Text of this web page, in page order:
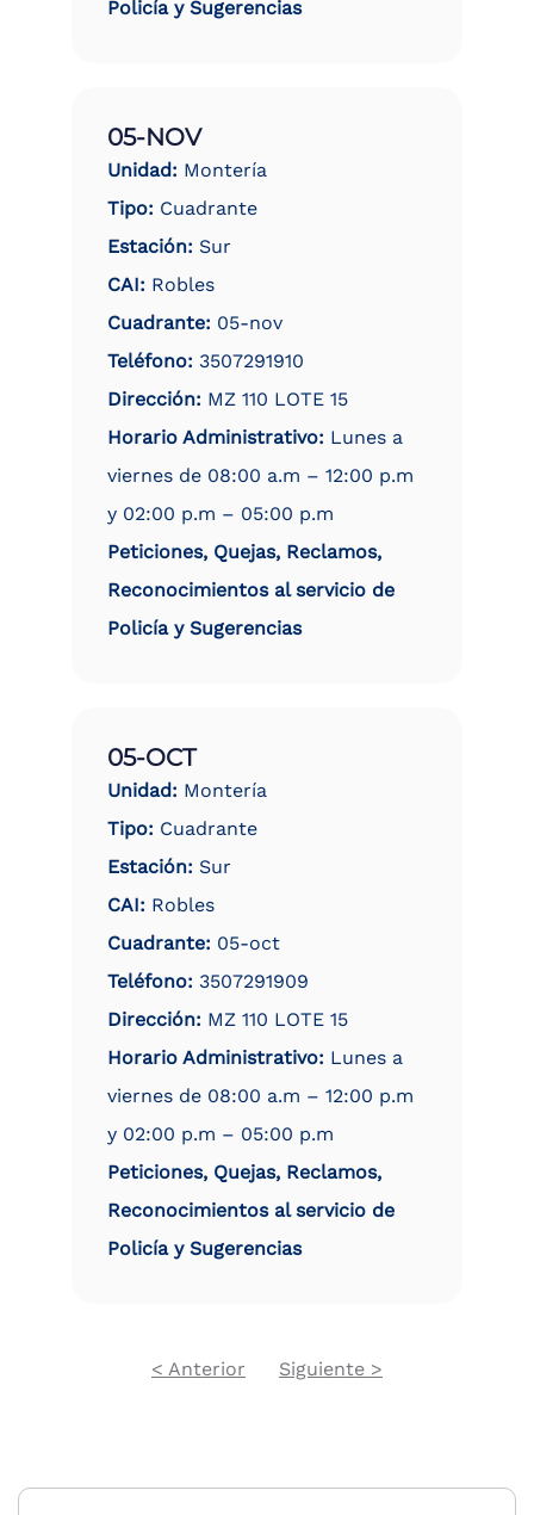
Policía y Sugerencias
05-NOV
Unidad: Montería
Tipo: Cuadrante
Estación: Sur
CAI: Robles
Cuadrante: 05-nov
Teléfono: 3507291910
Dirección: MZ 110 LOTE 15
Horario Administrativo: Lunes a
viernes de 08:00 a.m – 12:00 p.m
y 02:00 p.m – 05:00 p.m
Peticiones, Quejas, Reclamos,
Reconocimientos al servicio de
Policía y Sugerencias
05-OCT
Unidad: Montería
Tipo: Cuadrante
Estación: Sur
CAI: Robles
Cuadrante: 05-oct
Teléfono: 3507291909
Dirección: MZ 110 LOTE 15
Horario Administrativo: Lunes a
viernes de 08:00 a.m – 12:00 p.m
y 02:00 p.m – 05:00 p.m
Peticiones, Quejas, Reclamos,
Reconocimientos al servicio de
Policía y Sugerencias
Pagination
Previous
< Anterior
Next
Siguiente >